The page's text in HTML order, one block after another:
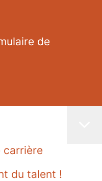
de
carrière
du talent !